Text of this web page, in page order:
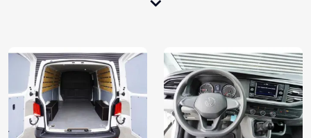
Binnenspiegel automatisch dimmend
Boordcomputer
Buitenspiegels elektrisch verstelbaar
Buitenspiegels verwarmbaar
Centrale vergrendeling met afstandsbediening
Comfortstoel(en)